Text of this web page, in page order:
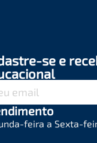
se e
feira a Sexta-